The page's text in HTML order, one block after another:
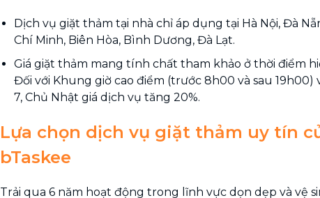
Dịch vụ giặt thảm tại nhà chỉ áp dụng tại Hà Nội, Đà
Chí Minh, Biên Hòa, Bình Dương, Đà Lạt.
Giá giặt thảm mang tính chất tham khảo ở thời điểm
Đối với Khung giờ cao điểm (trước 8h00 và sau 19h00)
7, Chủ Nhật giá dịch vụ tăng 20%.
Lựa chọn dịch vụ giặt thảm uy tín
bTaskee
Trải qua 6 năm hoạt động trong lĩnh vực dọn dẹp và vệ